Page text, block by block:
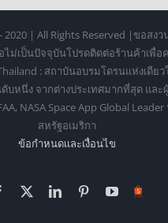
2020 | All Rights Reserved |ขอสง
ม่เป็นปัจจุบันโปรดติดต่อร้านค้าเพื่อ
: สถาบันอบรมโดรนแห่งเดีย
บหนึ่ง จากต่างประเทศมากที่สุด และ
NASA Space App Global Leader
สหรัฐอเมริกา
ข้อกำหนดเเละเงื่อนไข